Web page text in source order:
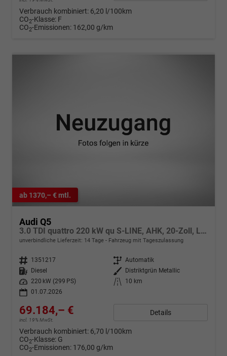
Verbrauch kombiniert: 6,20 l/100km
CO2-Klasse: F
CO2-Emissionen: 162,00 g/km
ab 1370,– € mtl.
Audi Q5
3.0 TDI quattro 220 kW qu S-LINE, AHK, 20-Zoll, Leder, B&O, experience plus, sofort
unverbindliche Lieferzeit: 14 Tage Fahrzeug mit Tageszulassung
Fahrzeugnr. 1351217 Getriebe Automatik
Kraftstoff
Diesel Außenfarbe
Distriktgrün Metallic
Leistung
220 kW (299 PS) Kilometerstand
10 km
01.07.2026
69.184,– €
incl. 19% MwSt.
Details
Verbrauch kombiniert: 6,70 l/100km
CO2-Klasse: G
CO2-Emissionen: 176,00 g/km